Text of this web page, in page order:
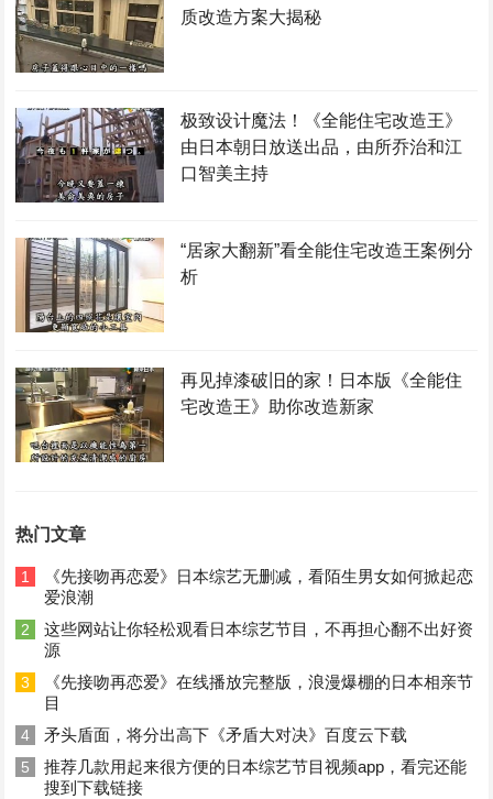
质改造方案大揭秘
极致设计魔法！《全能住宅改造王》
由日本朝日放送出品，由所乔治和江
口智美主持
“居家大翻新”看全能住宅改造王案例分
析
再见掉漆破旧的家！日本版《全能住
宅改造王》助你改造新家
热门文章
1
《先接吻再恋爱》日本综艺无删减，看陌生男女如何掀起恋
爱浪潮
2
这些网站让你轻松观看日本综艺节目，不再担心翻不出好资
源
3
《先接吻再恋爱》在线播放完整版，浪漫爆棚的日本相亲节
目
4 矛头盾面，将分出高下《矛盾大对决》百度云下载
5
推荐几款用起来很方便的日本综艺节目视频app，看完还能
搜到下载链接